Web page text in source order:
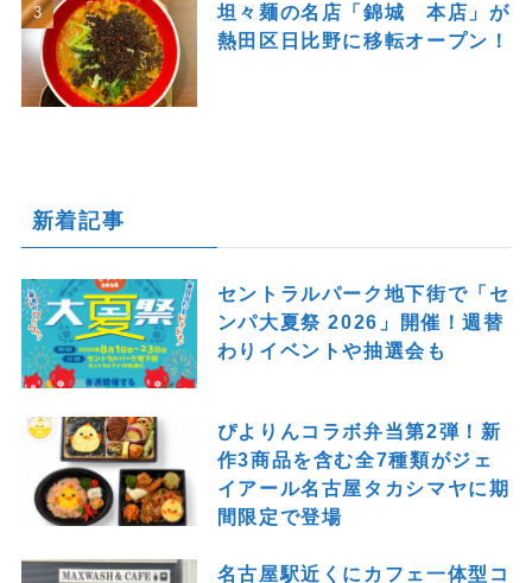
坦々麺の名店「錦城 本店」が
熱田区日比野に移転オープン！
新着記事
セントラルパーク地下街で「セ
ンパ大夏祭 2026」開催！週替
わりイベントや抽選会も
ぴよりんコラボ弁当第2弾！新
作3商品を含む全7種類がジェ
イアール名古屋タカシマヤに期
間限定で登場
名古屋駅近くにカフェ一体型コ